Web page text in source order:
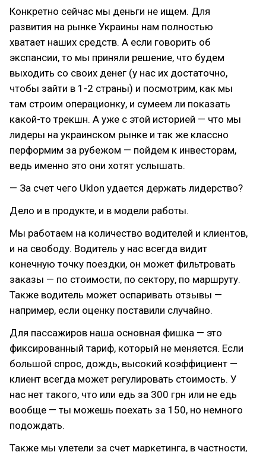
Конкретно сейчас мы деньги не ищем. Для
развития на рынке Украины нам полностью
хватает наших средств. А если говорить об
экспансии, то мы приняли решение, что будем
выходить со своих денег (у нас их достаточно,
чтобы зайти в 1-2 страны) и посмотрим, как мы
там строим операционку, и сумеем ли показать
какой-то трекшн. А уже с этой историей — что мы
лидеры на украинском рынке и так же классно
перформим за рубежом — пойдем к инвесторам,
ведь именно это они хотят услышать.
— За счет чего Uklon удается держать лидерство?
Дело и в продукте, и в модели работы.
Мы работаем на количество водителей и клиентов,
и на свободу. Водитель у нас всегда видит
конечную точку поездки, он может фильтровать
заказы — по стоимости, по сектору, по маршруту.
Также водитель может оспаривать отзывы —
например, если оценку поставили случайно.
Для пассажиров наша основная фишка — это
фиксированный тариф, который не меняется. Если
большой спрос, дождь, высокий коэффициент —
клиент всегда может регулировать стоимость. У
нас нет такого, что или едь за 300 грн или не едь
вообще — ты можешь поехать за 150, но немного
подождать.
Также мы улетели за счет маркетинга, в частности,